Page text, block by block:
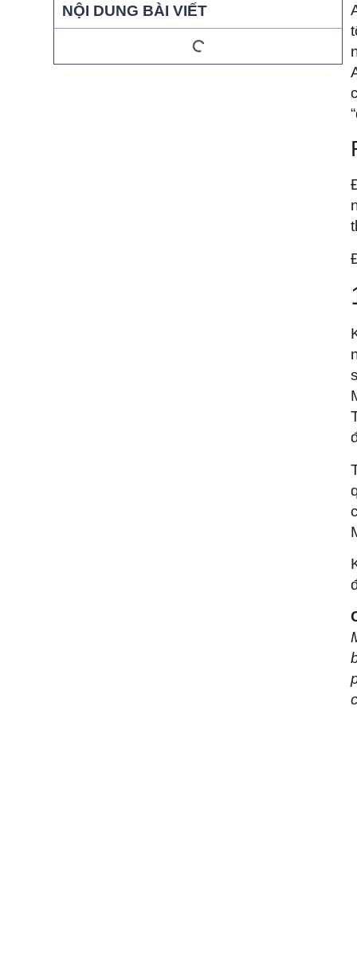
NỘI DUNG BÀI VIẾT